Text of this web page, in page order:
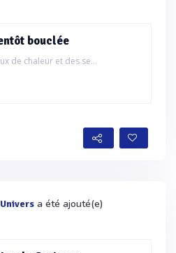
bouclée
de chaleur et des se...
a été ajouté(e)